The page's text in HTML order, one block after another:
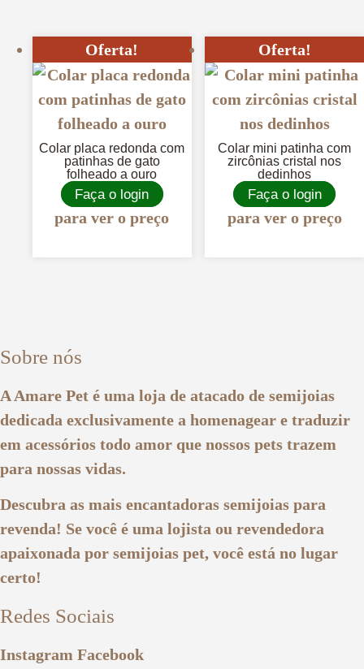
Oferta!
Colar placa redonda com
patinhas de gato
folheado a ouro
Faça o login
para ver o preço
Oferta!
Colar mini patinha com
zircônias cristal nos
dedinhos
Faça o login
para ver o preço
Sobre nós
A Amare Pet é uma loja de atacado de semijoias
dedicada exclusivamente a homenagear e traduzir
em acessórios todo amor que nossos pets trazem
para nossas vidas.
Descubra as mais encantadoras semijoias para
revenda! Se você é uma lojista ou revendedora
apaixonada por semijoias pet, você está no lugar
certo!
Redes Sociais
Instagram Facebook